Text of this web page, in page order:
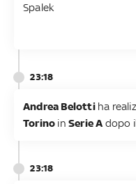
Spalek
23:18
Andrea Belotti ha
Torino inSerie A dopo
23:18